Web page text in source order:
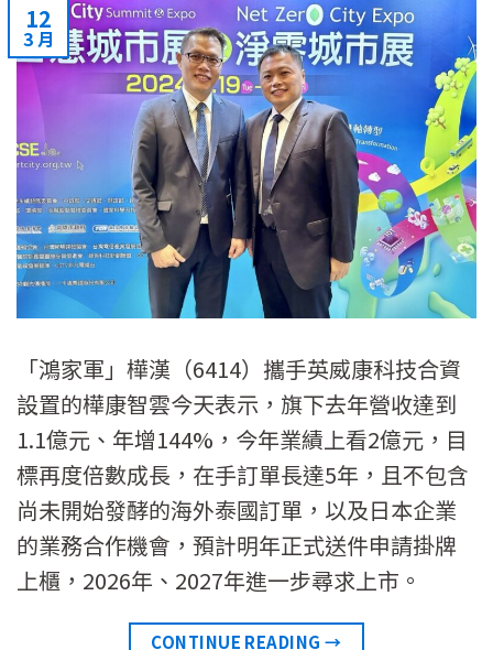
12
3 月
「鴻家軍」樺漢（6414）攜手英威康科技合資
設置的樺康智雲今天表示，旗下去年營收達到
1.1億元、年增144%，今年業績上看2億元，目
標再度倍數成長，在手訂單長達5年，且不包含
尚未開始發酵的海外泰國訂單，以及日本企業
的業務合作機會，預計明年正式送件申請掛牌
上櫃，2026年、2027年進一步尋求上市。
CONTINUE READING→